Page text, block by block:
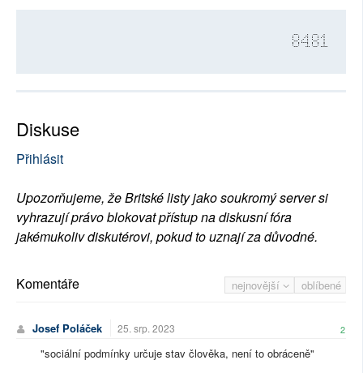
8481
Diskuse
Přihlásit
Upozorňujeme, že Britské listy jako soukromý server si
vyhrazují právo blokovat přístup na diskusní fóra
jakémukoliv diskutérovi, pokud to uznají za důvodné.
nejnovější oblíbené
Komentáře
Josef Poláček 25. srp. 2023 2
"sociální podmínky určuje stav člověka, není to obráceně"